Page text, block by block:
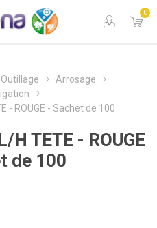
0
Arrosage
- ROUGE - Sachet de 100
H TETE - ROUGE
de 100